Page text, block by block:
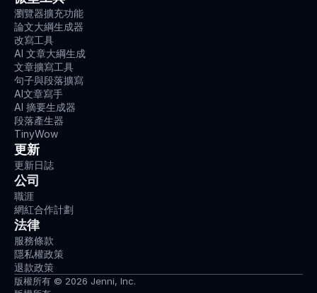
瀏覽器擴充功能
論文大綱生成器
改寫工具
AI 文章大綱生成
文章擴寫工具
句子與段落擴寫
AI文章寫手
AI 摘要生成器
段落產生器
TinyWow
更新
更新日誌
公司
職涯
網紅合作計劃
法律
服務條款
隱私權政策
退款政策
版權所有 © 2026 Jenni, Inc.